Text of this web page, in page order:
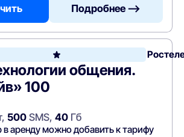
Подробнее —>
общения.
100
500SMS, 40Гб
в аренду можно добавить к тарифу